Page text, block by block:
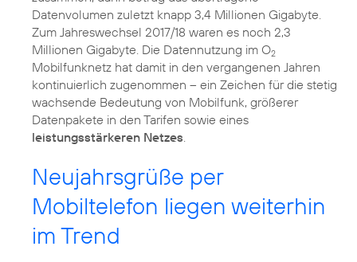
Datenvolumen zuletzt knapp 3,4 Millionen Gigabyte.
Zum Jahreswechsel 2017/18 waren es noch 2,3
Millionen Gigabyte. Die Datennutzung im O2
Mobilfunknetz hat damit in den vergangenen Jahren
kontinuierlich zugenommen – ein Zeichen für die stetig
wachsende Bedeutung von Mobilfunk, größerer
Datenpakete in den Tarifen sowie eines
leistungsstärkeren Netzes.
Neujahrsgrüße per
Mobiltelefon liegen weiterhin
im Trend